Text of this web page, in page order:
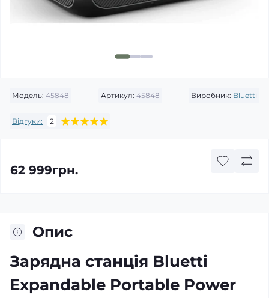
Модель: 45848 Артикул: 45848 Виробник: Bluetti
Відгуки: 2
62 999грн.
Опис
Зарядна станція Bluetti
Expandable Portable Power